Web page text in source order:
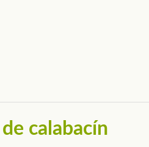
calabacín